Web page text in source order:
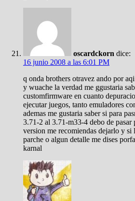
oscardckorn dice:
16 junio 2008 a las 6:01 PM
q onda brothers otravez ando por aqi
y wuache la verdad me ggustaria
customfirmware en cuanto
ejecutar juegos, tanto emuladores
ademas me gustaria saber si para
3.71-2 al 3.71-m33-4 debo de pasar
version me recomiendas dejarlo y si
parche o algun detalle me dises
karnal